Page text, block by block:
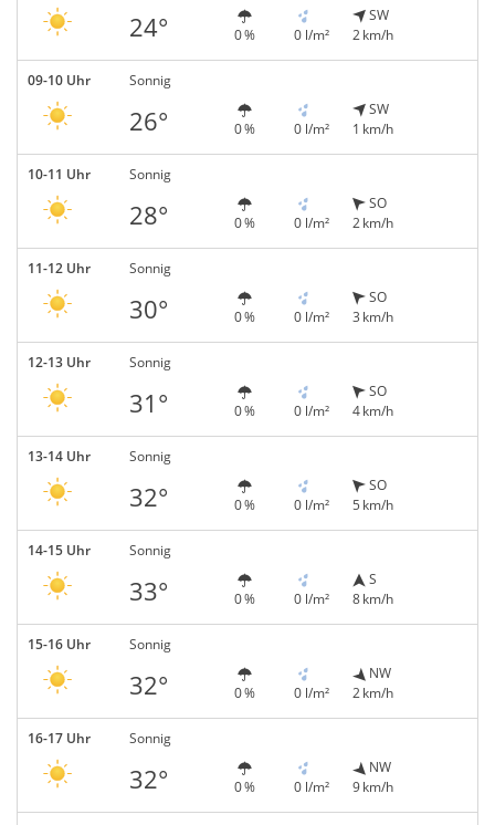
24° 0 % 0 l/m²
SW
2 km/h
09-10 Uhr Sonnig
26° 0 % 0 l/m²
SW
1 km/h
10-11 Uhr Sonnig
28° 0 % 0 l/m²
SO
2 km/h
11-12 Uhr Sonnig
30° 0 % 0 l/m²
SO
3 km/h
12-13 Uhr Sonnig
31° 0 % 0 l/m²
SO
4 km/h
13-14 Uhr Sonnig
32° 0 % 0 l/m²
SO
5 km/h
14-15 Uhr Sonnig
33° 0 % 0 l/m²
S
8 km/h
15-16 Uhr Sonnig
32° 0 % 0 l/m²
NW
2 km/h
16-17 Uhr Sonnig
32° 0 % 0 l/m²
NW
9 km/h